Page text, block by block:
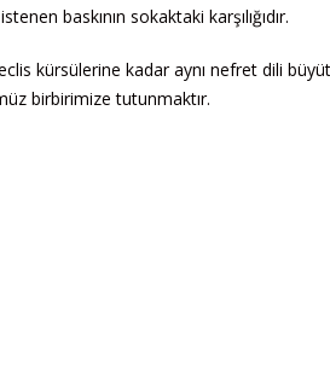
baskının sokaktaki karşılığıdır.
kürsülerine kadar aynı nefret dili
birbirimize tutunmaktır.